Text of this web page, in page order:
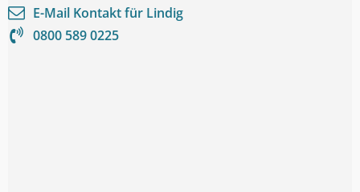
E-Mail Kontakt für Lindig
0800 589 0225